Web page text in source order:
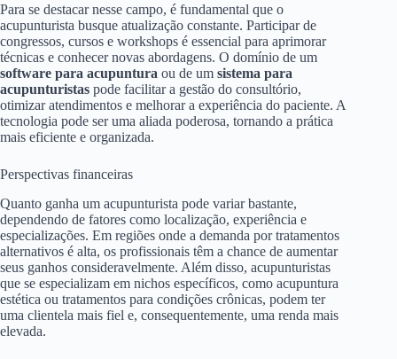
Para se destacar nesse campo, é fundamental que o
acupunturista busque atualização constante. Participar de
congressos, cursos e workshops é essencial para aprimorar
técnicas e conhecer novas abordagens. O domínio de um
software para acupuntura ou de um sistema para
acupunturistas pode facilitar a gestão do consultório,
otimizar atendimentos e melhorar a experiência do paciente. A
tecnologia pode ser uma aliada poderosa, tornando a prática
mais eficiente e organizada.
Perspectivas financeiras
Quanto ganha um acupunturista pode variar bastante,
dependendo de fatores como localização, experiência e
especializações. Em regiões onde a demanda por tratamentos
alternativos é alta, os profissionais têm a chance de aumentar
seus ganhos consideravelmente. Além disso, acupunturistas
que se especializam em nichos específicos, como acupuntura
estética ou tratamentos para condições crônicas, podem ter
uma clientela mais fiel e, consequentemente, uma renda mais
elevada.